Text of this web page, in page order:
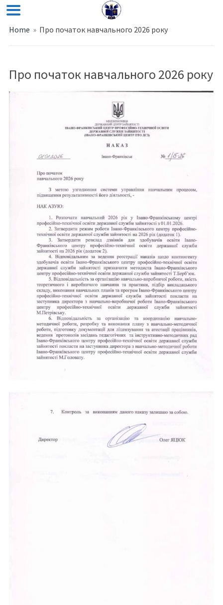
Home » Про початок навчального 2026 року
Про початок навчального 2026 року